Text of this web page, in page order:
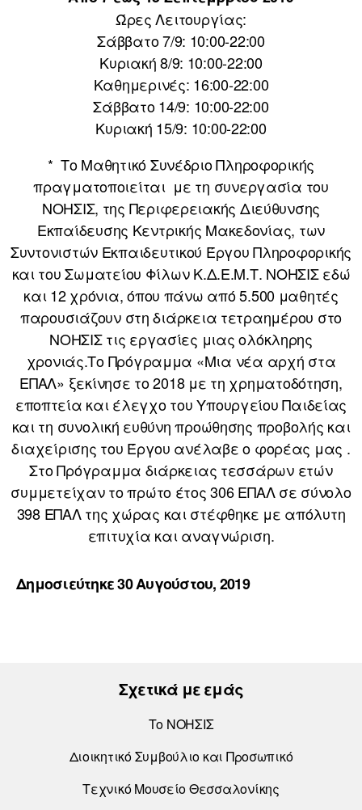
Ώρες Λειτουργίας:
Σάββατο 7/9: 10:00-22:00
Κυριακή 8/9: 10:00-22:00
Καθημερινές: 16:00-22:00
Σάββατο 14/9: 10:00-22:00
Κυριακή 15/9: 10:00-22:00
* Το Μαθητικό Συνέδριο Πληροφορικής
πραγματοποιείται με τη συνεργασία του
ΝΟΗΣΙΣ, της Περιφερειακής Διεύθυνσης
Εκπαίδευσης Κεντρικής Μακεδονίας, των
Συντονιστών Εκπαιδευτικού Έργου Πληροφορικής
και του Σωματείου Φίλων Κ.Δ.Ε.Μ.Τ. ΝΟΗΣΙΣ εδώ
και 12 χρόνια, όπου πάνω από 5.500 μαθητές
παρουσιάζουν στη διάρκεια τετραημέρου στο
ΝΟΗΣΙΣ τις εργασίες μιας ολόκληρης
χρονιάς.Το Πρόγραμμα «Μια νέα αρχή στα
ΕΠΑΛ» ξεκίνησε το 2018 με τη χρηματοδότηση,
εποπτεία και έλεγχο του Υπουργείου Παιδείας
και τη συνολική ευθύνη προώθησης προβολής και
διαχείρισης του Έργου ανέλαβε ο φορέας μας .
Στο Πρόγραμμα διάρκειας τεσσάρων ετών
συμμετείχαν το πρώτο έτος 306 ΕΠΑΛ σε σύνολο
398 ΕΠΑΛ της χώρας και στέφθηκε με απόλυτη
επιτυχία και αναγνώριση.
Δημοσιεύτηκε 30 Αυγούστου, 2019
Σχετικά με εμάς
Το ΝΟΗΣΙΣ
Διοικητικό Συμβούλιο και Προσωπικό
Τεχνικό Μουσείο Θεσσαλονίκης